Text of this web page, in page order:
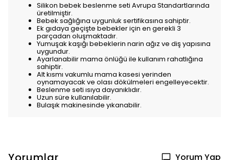
Silikon bebek beslenme seti Avrupa Standartlarında
üretilmiştir.
Bebek sağlığına uygunluk sertifikasına sahiptir.
Ek gıdaya geçişte bebekler için en gerekli 3
parçadan oluşmaktadır.
Yumuşak kaşığı bebeklerin narin ağız ve diş yapısına
uygundur.
Ayarlanabilir mama önlüğü ile kullanım rahatlığına
sahiptir.
Alt kısmı vakumlu mama kasesi yerinden
oynamayacak ve olası dökülmeleri engelleyecektir.
Beslenme seti ısıya dayanıklıdır.
Uzun süre kullanılabilir.
Bulaşık makinesinde yıkanabilir.
Yorum Yap